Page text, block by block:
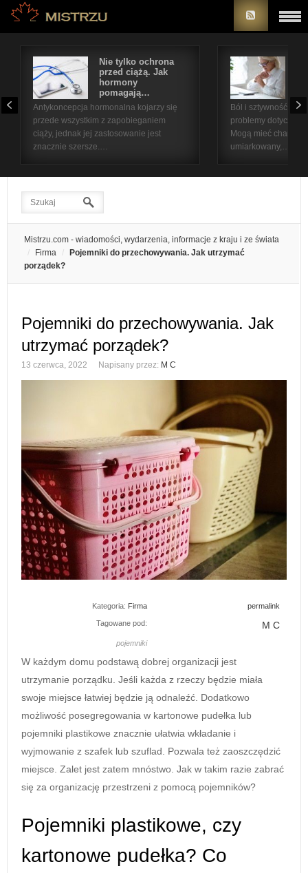
Nie tylko ochrona
przed ciążą. Jak
hormony
pomagają…
Antykoncepcja hormonalna kojarzy się
przede wszystkim z zapobieganiem
ciąży, jednak jej zastosowanie jest
znacznie szersze.…
Ból i sztywność
problemy
Mogą mieć
umiarkowany,…
Mistrzu.com - wiadomości, wydarzenia, informacje z kraju i ze świata
Firma
Pojemniki do przechowywania. Jak utrzymać
porządek?
Pojemniki do przechowywania. Jak
utrzymać porządek?
13 czerwca, 2022 Napisany przez: M C
Kategoria: Firma permalink
Tagowane pod:
pojemniki
M C
W każdym domu podstawą dobrej organizacji jest
utrzymanie porządku. Jeśli każda z rzeczy będzie miała
swoje miejsce łatwiej będzie ją odnaleźć. Dodatkowo
możliwość posegregowania w kartonowe pudełka lub
pojemniki plastikowe znacznie ułatwia wkładanie i
wyjmowanie z szafek lub szuflad. Pozwala też zaoszczędzić
miejsce. Zalet jest zatem mnóstwo. Jak w takim razie zabrać
się za organizację przestrzeni z pomocą pojemników?
Pojemniki plastikowe, czy
kartonowe pudełka? Co